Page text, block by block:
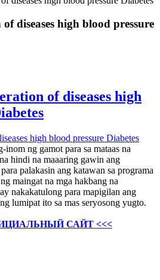
diseases high blood pressure
of diseases high
ng gamot para sa mataas na
hindi na maaaring gawin ang
palakasin ang katawan sa programa
maingat na mga hakbang na
nakakatulong para mapigilan ang
lumipat ito sa mas seryosong yugto.
САЙТ <<<